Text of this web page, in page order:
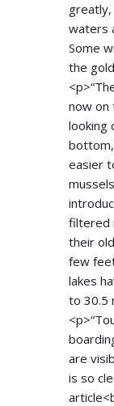
waters
Some
the
now on
looking
easier
filtered
their
few
lakes
to 30.5
are
is so